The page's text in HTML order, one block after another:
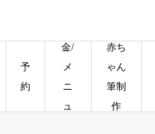
予
約
金/
メ
ニ
ュ
赤ち
ゃん
筆制
作